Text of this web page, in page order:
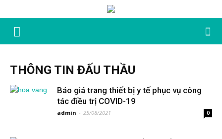
THÔNG TIN ĐẤU THẦU
Báo giá trang thiết bị y tế phục vụ công
tác điều trị COVID-19
admin - 25/08/2021 0